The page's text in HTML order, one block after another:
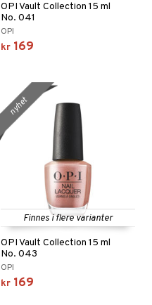
OPI Vault Collection 15 ml
No. 041
OPI
kr 169
Finnes i flere varianter
OPI Vault Collection 15 ml
No. 043
OPI
kr 169
nyhet